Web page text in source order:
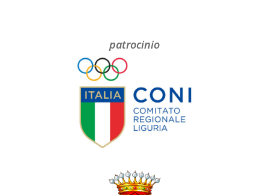
patrocinio